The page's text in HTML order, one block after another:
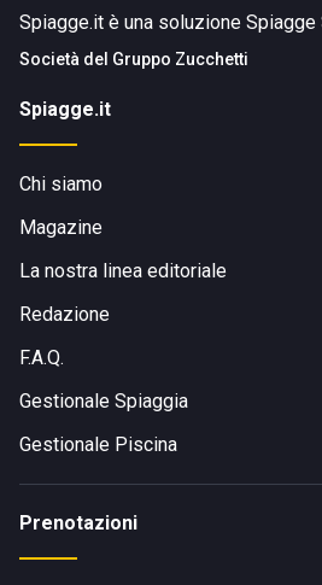
Spiagge.it è una soluzione Spiagge
Società del Gruppo Zucchetti
Spiagge.it
Chi siamo
Magazine
La nostra linea editoriale
Redazione
F.A.Q.
Gestionale Spiaggia
Gestionale Piscina
Prenotazioni